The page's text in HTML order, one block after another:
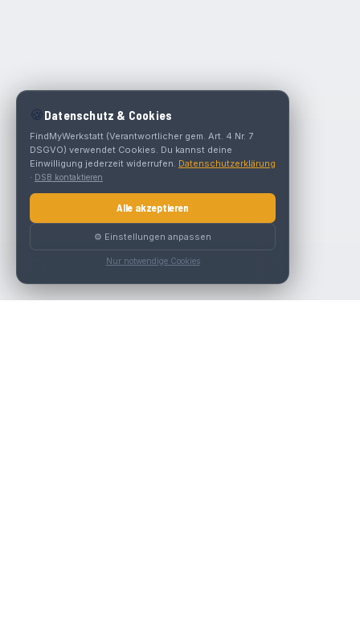
🍪 Datenschutz & Cookies
FindMyWerkstatt (Verantwortlicher gem. Art. 4 Nr. 7
DSGVO) verwendet Cookies. Du kannst deine
Einwilligung jederzeit widerrufen. Datenschutzerklärung
· DSB kontaktieren
Alle akzeptieren
⚙️ Einstellungen anpassen
Nur notwendige Cookies